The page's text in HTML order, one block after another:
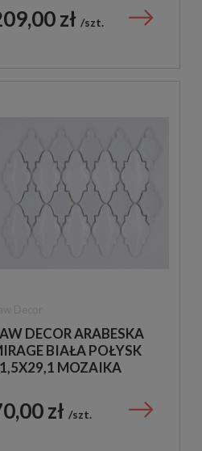
W BIAŁYM
zł szt.
DECOR ARABESKA
BIAŁA POŁYSK
MOZAIKA
zł szt.